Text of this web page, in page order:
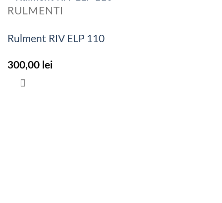
RULMENTI
Rulment RIV ELP 110
300,00 lei